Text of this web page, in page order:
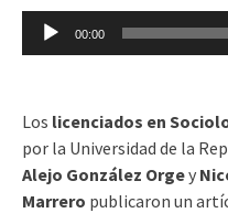
Reproductor
00:00
Los licenciados en
por la Universidad de la
Alejo González Orgey
Marrero publicaron un